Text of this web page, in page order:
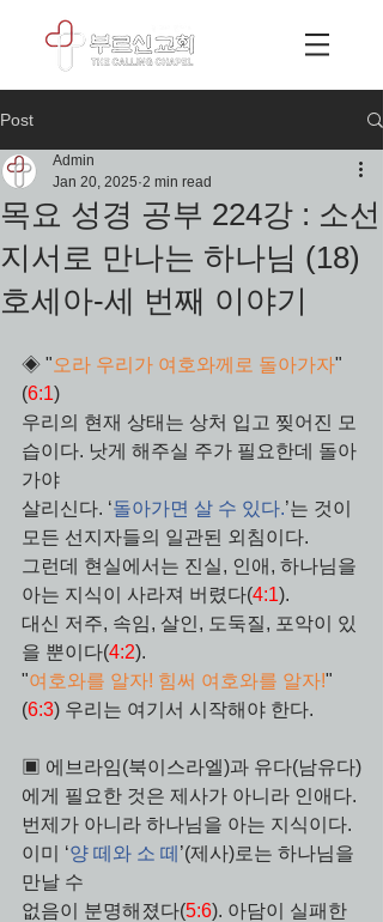
Post
목요 성경 공부 224강 : 소선
지서로 만나는 하나님 (18)
호세아-세 번째 이야기
Admin
Jan 20, 2025 2 min read
◈ "오라 우리가 여호와께로 돌아가자"
(6:1)
우리의 현재 상태는 상처 입고 찢어진 모
습이다. 낫게 해주실 주가 필요한데 돌아
가야
살리신다. ‘돌아가면 살 수 있다.’는 것이
모든 선지자들의 일관된 외침이다.
그런데 현실에서는 진실, 인애, 하나님을
아는 지식이 사라져 버렸다(4:1).
대신 저주, 속임, 살인, 도둑질, 포악이 있
을 뿐이다(4:2).
"여호와를 알자! 힘써 여호와를 알자!"
(6:3) 우리는 여기서 시작해야 한다.
▣ 에브라임(북이스라엘)과 유다(남유다)
에게 필요한 것은 제사가 아니라 인애다.
번제가 아니라 하나님을 아는 지식이다.
이미 ‘양 떼와 소 떼 ’(제사)로는 하나님을
만날 수
없음이 분명해졌다(5:6). 아담이 실패한